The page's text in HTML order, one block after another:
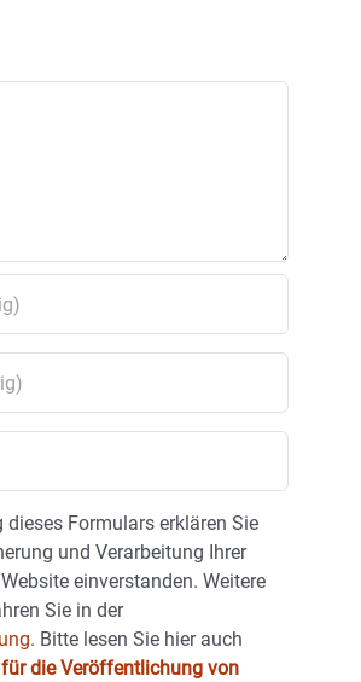
dieses Formulars erklären Sie
und Verarbeitung Ihrer
einverstanden. Weitere
Sie in der
Bitte lesen Sie hier auch
die Veröffentlichung von